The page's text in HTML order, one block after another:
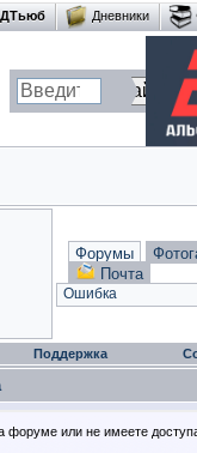
Дневники
Форумы
Почта
Ошибка
Поддержка
или не имеете